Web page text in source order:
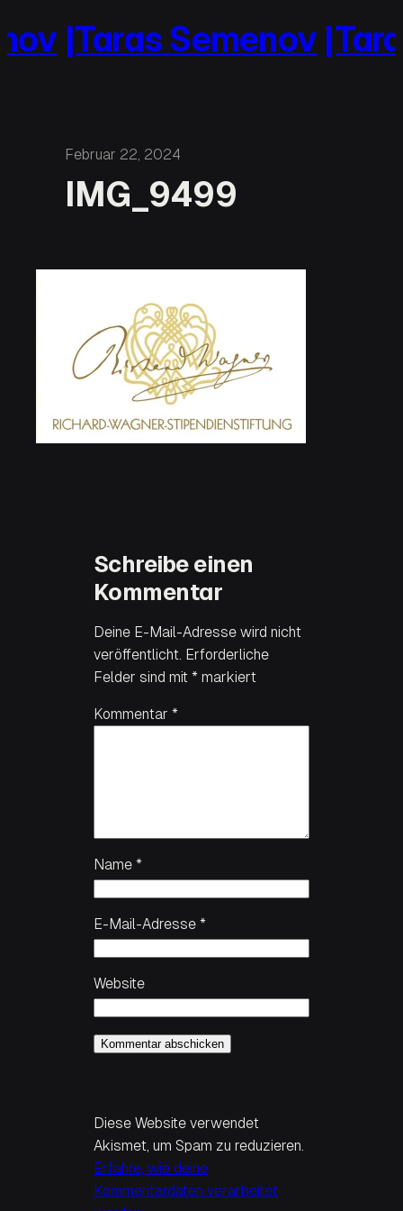
Inhalt
|Taras Semenov
Februar 22, 2024
IMG_9499
Schreibe einen
Kommentar
Deine E-Mail-Adresse wird nicht
veröffentlicht. Erforderliche
Felder sind mit * markiert
Kommentar *
Name *
E-Mail-Adresse *
Website
Diese Website verwendet
Akismet, um Spam zu reduzieren.
Erfahre, wie deine
Kommentardaten verarbeitet